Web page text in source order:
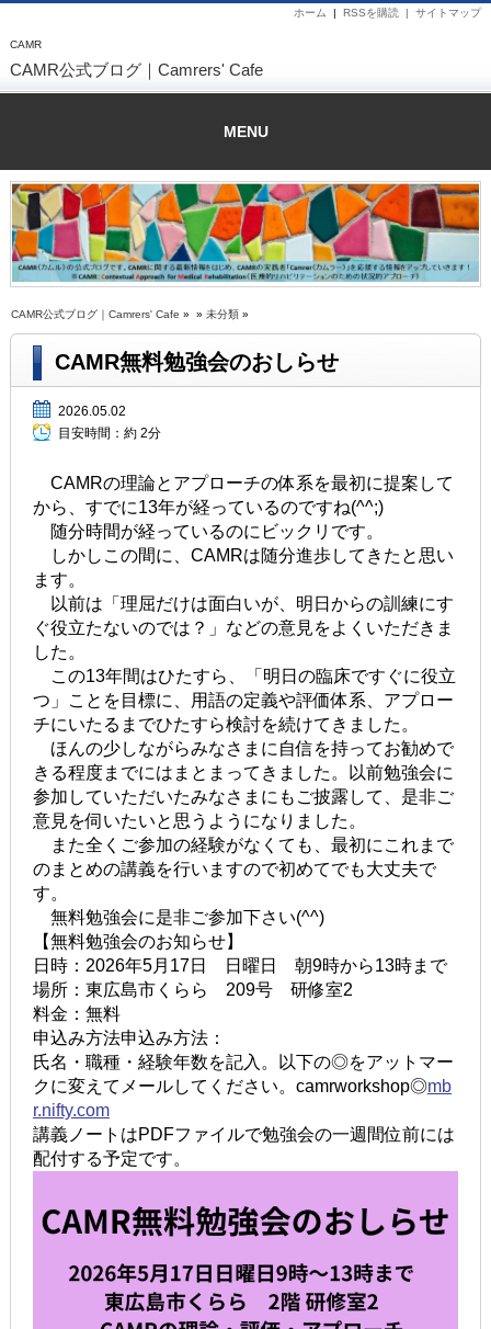
CAMR
サイトマップ
RSSを購読 |
ホーム |
CAMR公式ブログ｜Camrers' Cafe
MENU
CAMR公式ブログ｜Camrers' Cafe » » 未分類 »
CAMR無料勉強会のおしらせ
2026.05.02
目安時間： 約 2分
CAMRの理論とアプローチの体系を最初に提案して
から、すでに13年が経っているのですね(^^;)
随分時間が経っているのにビックリです。
しかしこの間に、CAMRは随分進歩してきたと思い
ます。
以前は「理屈だけは面白いが、明日からの訓練にす
ぐ役立たないのでは？」などの意見をよくいただきま
した。
この13年間はひたすら、「明日の臨床ですぐに役立
つ」ことを目標に、用語の定義や評価体系、アプロー
チにいたるまでひたすら検討を続けてきました。
ほんの少しながらみなさまに自信を持ってお勧めで
きる程度までにはまとまってきました。以前勉強会に
参加していただいたみなさまにもご披露して、是非ご
意見を伺いたいと思うようになりました。
また全くご参加の経験がなくても、最初にこれまで
のまとめの講義を行いますので初めてでも大丈夫で
す。
無料勉強会に是非ご参加下さい(^^)
【無料勉強会のお知らせ】
日時：2026年5月17日 日曜日 朝9時から13時まで
場所：東広島市くらら 209号 研修室2
料金：無料
申込み方法申込み方法：
氏名・職種・経験年数を記入。以下の◎をアットマー
クに変えてメールしてください。camrworkshop◎mb
r.nifty.com
講義ノートはPDFファイルで勉強会の一週間位前には
配付する予定です。